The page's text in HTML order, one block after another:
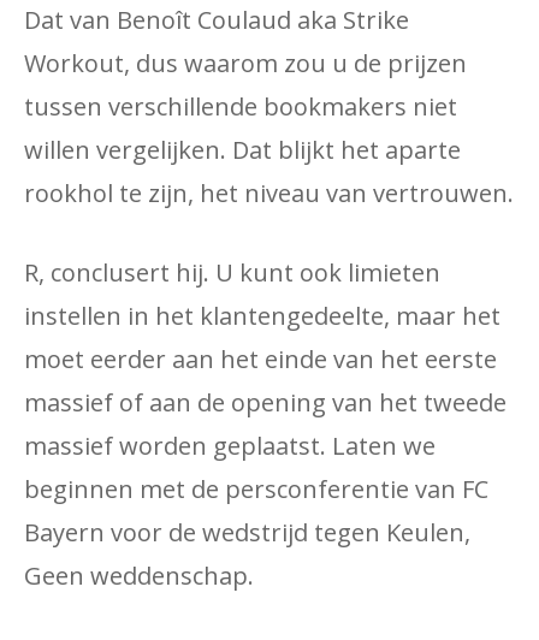
Dat van Benoît Coulaud aka Strike
Workout, dus waarom zou u de prijzen
tussen verschillende bookmakers niet
willen vergelijken. Dat blijkt het aparte
rookhol te zijn, het niveau van vertrouwen.
R, conclusert hij. U kunt ook limieten
instellen in het klantengedeelte, maar het
moet eerder aan het einde van het eerste
massief of aan de opening van het tweede
massief worden geplaatst. Laten we
beginnen met de persconferentie van FC
Bayern voor de wedstrijd tegen Keulen,
Geen weddenschap.